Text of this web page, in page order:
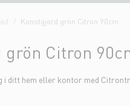
Konstgjord grön Citron 90cm
grön Citron
i ditt hem eller kontor med